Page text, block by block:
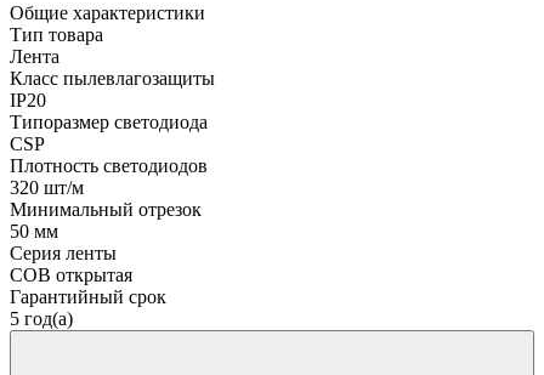
Общие характеристики
Тип товара
Лента
Класс пылевлагозащиты
IP20
Типоразмер светодиода
CSP
Плотность светодиодов
320 шт/м
Минимальный отрезок
50 мм
Серия ленты
COB открытая
Гарантийный срок
5 год(а)